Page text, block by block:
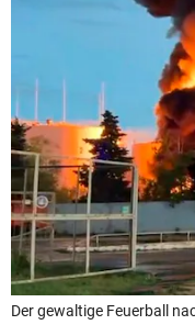
Der gewaltige Feuerball